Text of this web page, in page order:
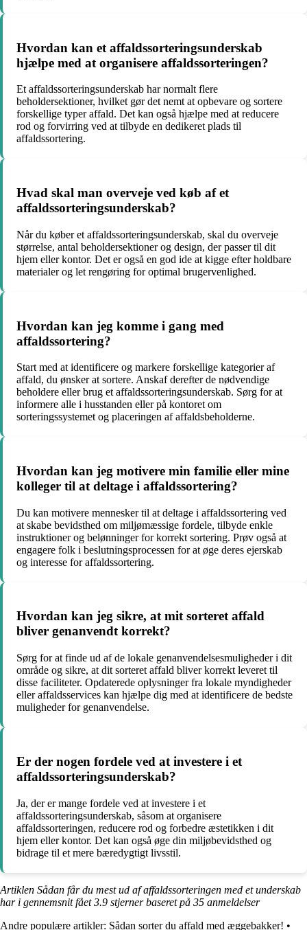
Hvordan kan et affaldssorteringsunderskab
hjælpe med at organisere affaldssorteringen?
Et affaldssorteringsunderskab har normalt flere
beholdersektioner, hvilket gør det nemt at opbevare og sortere
forskellige typer affald. Det kan også hjælpe med at reducere
rod og forvirring ved at tilbyde en dedikeret plads til
affaldssortering.
Hvad skal man overveje ved køb af et
affaldssorteringsunderskab?
Når du køber et affaldssorteringsunderskab, skal du overveje
størrelse, antal beholdersektioner og design, der passer til dit
hjem eller kontor. Det er også en god ide at kigge efter holdbare
materialer og let rengøring for optimal brugervenlighed.
Hvordan kan jeg komme i gang med
affaldssortering?
Start med at identificere og markere forskellige kategorier af
affald, du ønsker at sortere. Anskaf derefter de nødvendige
beholdere eller brug et affaldssorteringsunderskab. Sørg for at
informere alle i husstanden eller på kontoret om
sorteringssystemet og placeringen af affaldsbeholderne.
Hvordan kan jeg motivere min familie eller mine
kolleger til at deltage i affaldssortering?
Du kan motivere mennesker til at deltage i affaldssortering ved
at skabe bevidsthed om miljømæssige fordele, tilbyde enkle
instruktioner og belønninger for korrekt sortering. Prøv også at
engagere folk i beslutningsprocessen for at øge deres ejerskab
og interesse for affaldssortering.
Hvordan kan jeg sikre, at mit sorteret affald
bliver genanvendt korrekt?
Sørg for at finde ud af de lokale genanvendelsesmuligheder i dit
område og sikre, at dit sorteret affald bliver korrekt leveret til
disse faciliteter. Opdaterede oplysninger fra lokale myndigheder
eller affaldsservices kan hjælpe dig med at identificere de bedste
muligheder for genanvendelse.
Er der nogen fordele ved at investere i et
affaldssorteringsunderskab?
Ja, der er mange fordele ved at investere i et
affaldssorteringsunderskab, såsom at organisere
affaldssorteringen, reducere rod og forbedre æstetikken i dit
hjem eller kontor. Det kan også øge din miljøbevidsthed og
bidrage til et mere bæredygtigt livsstil.
Artiklen Sådan får du mest ud af affaldssorteringen med et underskab
har i gennemsnit fået3.9 stjerner baseret på 35 anmeldelser
Andre populære artikler: Sådan sorter du affald med æggebakker! •